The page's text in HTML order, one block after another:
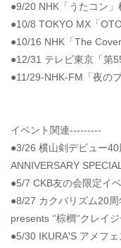
●9/20 NHK「うたコン
●10/8 TOKYO MX「
●10/16 NHK「The
●12/31 テレビ東京「第
●11/29-NHK-FM「夜の
イベント関連---------
●3/26 横山剣デビュー
ANNIVERSARY
●5/7 CKB友の会限定
●8/27 カクバリズム20
presents ‘’棕櫚‘’クレイ
●5/30 IKURA'S アメフ